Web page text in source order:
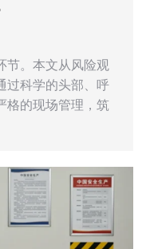
节。本文从风险观
过科学的头部、呼
格的现场管理，筑